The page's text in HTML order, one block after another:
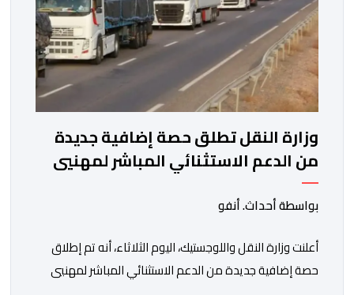
وزارة النقل تطلق حصة إضافية جديدة
من الدعم الاستثنائي المباشر لمهنيي
النقل الطرقي للأشخاص والبضائع
بواسطة أحداث. أنفو
أعلنت وزارة النقل واللوجستيك، اليوم الثلاثاء، أنه تم إطلاق
حصة إضافية جديدة من الدعم الاستثنائي المباشر لمهنيي